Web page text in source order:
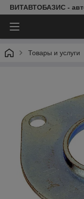
ВИТАВТОБАЗИС -
Товары и услуги